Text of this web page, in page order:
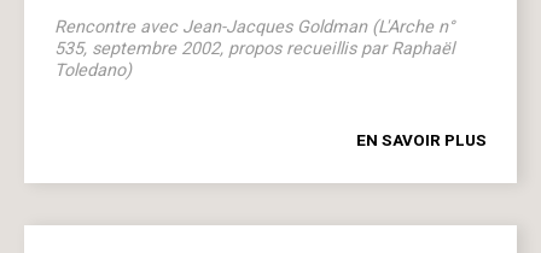
Rencontre avec Jean-Jacques Goldman (L'Arche n°
535, septembre 2002, propos recueillis par Raphaël
Toledano)
EN SAVOIR PLUS